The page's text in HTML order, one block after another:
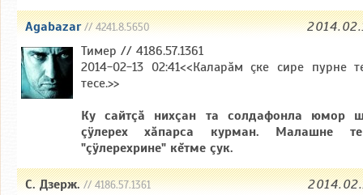
Agabazar// 4241.8.5650
Тимер // 4186.57.1361
2014-02-13 02:41<<Каларăм çке сире пурне
тесе.>>
Ку сайтçă нихçан та солдафонла юмор
çÿлерех хăпарса курман. Малашне
"çÿлерехрине" кĕтме çук.
С. Дзерж.// 4186.57.1361